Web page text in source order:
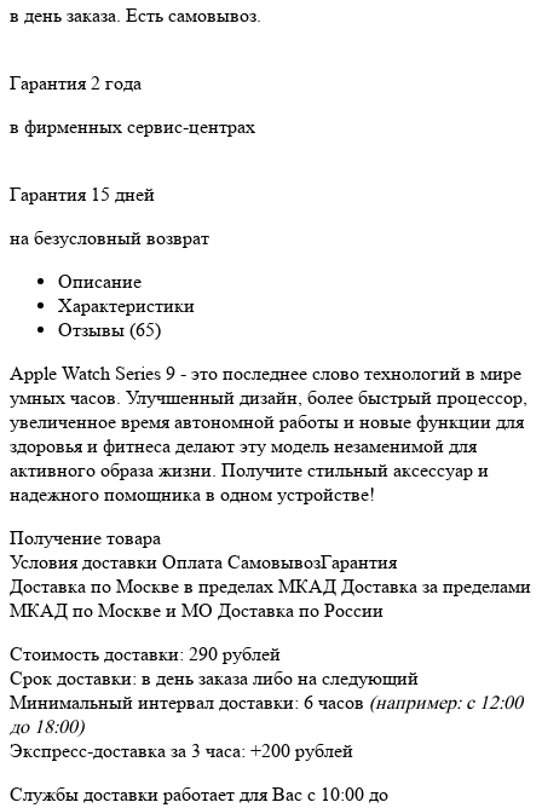
в день заказа. Есть самовывоз.
Гарантия 2 года
в фирменных сервис-центрах
Гарантия 15 дней
на безусловный возврат
Описание
Характеристики
Отзывы (65)
Apple Watch Series 9 - это последнее слово технологий в мире
умных часов. Улучшенный дизайн, более быстрый процессор,
увеличенное время автономной работы и новые функции для
здоровья и фитнеса делают эту модель незаменимой для
активного образа жизни. Получите стильный аксессуар и
надежного помощника в одном устройстве!
Получение товара
Условия доставки Оплата СамовывозГарантия
Доставка по Москве в пределах МКАД Доставка за пределами
МКАД по Москве и МО Доставка по России
Стоимость доставки: 290 рублей
Срок доставки: в день заказа либо на следующий
Минимальный интервал доставки: 6 часов (например: с 12:00
до 18:00)
Экспресс-доставка за 3 часа: +200 рублей
Службы доставки работает для Вас с 10:00 до